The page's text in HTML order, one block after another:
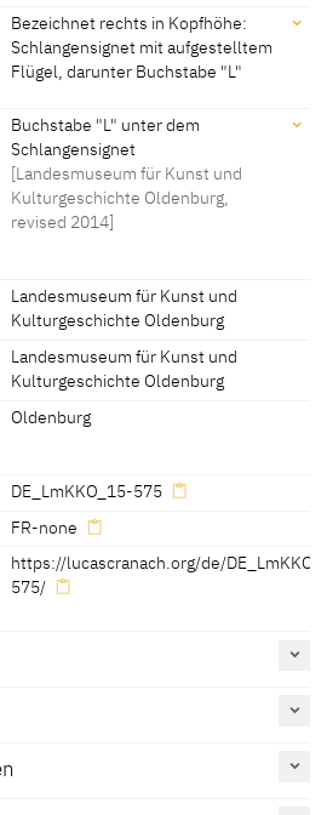
[Landesmuseum für Kunst und
Kulturgeschichte Oldenburg 2014]
x 2 cm
Kulturgeschichte Oldenburg,
Bezeichnet rechts in Kopfhöhe:
Schlangensignet mit aufgestelltem
Flügel, darunter Buchstabe "L"
Schlangensignet mit aufgestelltem
"L"
Kulturgeschichte Oldenburg,
Buchstabe "L" unter dem
Schlangensignet
[Landesmuseum für Kunst und
Kulturgeschichte Oldenburg,
revised 2014]
Kulturgeschichte Oldenburg,
Landesmuseum für Kunst und
Kulturgeschichte Oldenburg
Landesmuseum für Kunst und
Kulturgeschichte Oldenburg
Oldenburg
DE_LmKKO_15-575
FR-none
https://lucascranach.org/de/
575/